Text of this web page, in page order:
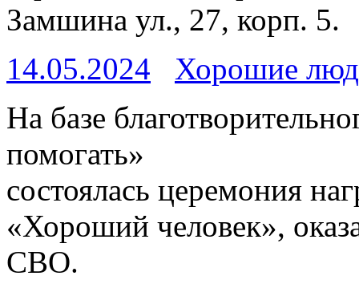
Замшина ул., 27, корп. 5.
14.05.2024
Хорошие
На базе
помогать»
состоялась церемония
«Хороший человек»,
СВО.